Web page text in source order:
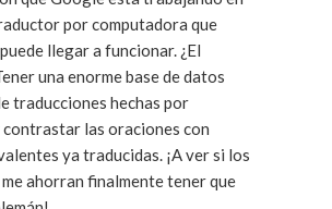
por computadora que
llegar a funcionar. ¿El
traducciones hechas por
contrastar las oraciones con
ya traducidas. ¡A ver si los
ahorran finalmente tener que